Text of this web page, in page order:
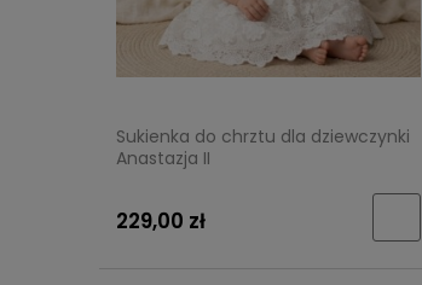
Sukienka do chrztu dla dziewczynki
Anastazja II
229,00 zł